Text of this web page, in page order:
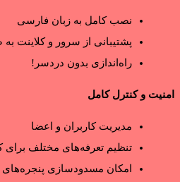
نصب کامل به زبان فارسی
پشتیبانی از سرور و کلاینت
راه‌اندازی بدون دردسر!
امنیت و کنترل کامل
مدیریت کاربران و اعضا
تنظیم تعرفه‌های مختلف برای